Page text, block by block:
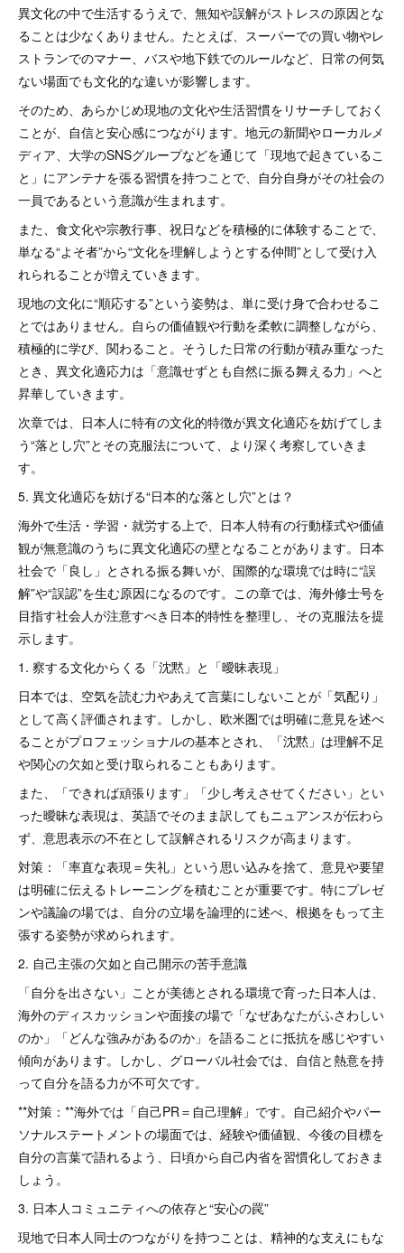
異文化の中で生活するうえで、無知や誤解がストレスの原因とな
ることは少なくありません。たとえば、スーパーでの買い物やレ
ストランでのマナー、バスや地下鉄でのルールなど、日常の何気
ない場面でも文化的な違いが影響します。
そのため、あらかじめ現地の文化や生活習慣をリサーチしておく
ことが、自信と安心感につながります。地元の新聞やローカルメ
ディア、大学のSNSグループなどを通じて「現地で起きているこ
と」にアンテナを張る習慣を持つことで、自分自身がその社会の
一員であるという意識が生まれます。
また、食文化や宗教行事、祝日などを積極的に体験することで、
単なる“よそ者”から“文化を理解しようとする仲間”として受け入
れられることが増えていきます。
現地の文化に“順応する”という姿勢は、単に受け身で合わせるこ
とではありません。自らの価値観や行動を柔軟に調整しながら、
積極的に学び、関わること。そうした日常の行動が積み重なった
とき、異文化適応力は「意識せずとも自然に振る舞える力」へと
昇華していきます。
次章では、日本人に特有の文化的特徴が異文化適応を妨げてしま
う“落とし穴”とその克服法について、より深く考察していきま
す。
5. 異文化適応を妨げる“日本的な落とし穴”とは？
海外で生活・学習・就労する上で、日本人特有の行動様式や価値
観が無意識のうちに異文化適応の壁となることがあります。日本
社会で「良し」とされる振る舞いが、国際的な環境では時に“誤
解”や“誤認”を生む原因になるのです。この章では、海外修士号を
目指す社会人が注意すべき日本的特性を整理し、その克服法を提
示します。
1. 察する文化からくる「沈黙」と「曖昧表現」
日本では、空気を読む力やあえて言葉にしないことが「気配り」
として高く評価されます。しかし、欧米圏では明確に意見を述べ
ることがプロフェッショナルの基本とされ、「沈黙」は理解不足
や関心の欠如と受け取られることもあります。
また、「できれば頑張ります」「少し考えさせてください」とい
った曖昧な表現は、英語でそのまま訳してもニュアンスが伝わら
ず、意思表示の不在として誤解されるリスクが高まります。
対策：「率直な表現＝失礼」という思い込みを捨て、意見や要望
は明確に伝えるトレーニングを積むことが重要です。特にプレゼ
ンや議論の場では、自分の立場を論理的に述べ、根拠をもって主
張する姿勢が求められます。
2. 自己主張の欠如と自己開示の苦手意識
「自分を出さない」ことが美徳とされる環境で育った日本人は、
海外のディスカッションや面接の場で「なぜあなたがふさわしい
のか」「どんな強みがあるのか」を語ることに抵抗を感じやすい
傾向があります。しかし、グローバル社会では、自信と熱意を持
って自分を語る力が不可欠です。
**対策：**海外では「自己PR＝自己理解」です。自己紹介やパー
ソナルステートメントの場面では、経験や価値観、今後の目標を
自分の言葉で語れるよう、日頃から自己内省を習慣化しておきま
しょう。
3. 日本人コミュニティへの依存と“安心の罠”
現地で日本人同士のつながりを持つことは、精神的な支えにもな